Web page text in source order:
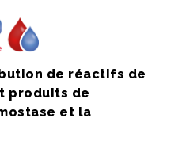
de réactifs de
produits de
et la